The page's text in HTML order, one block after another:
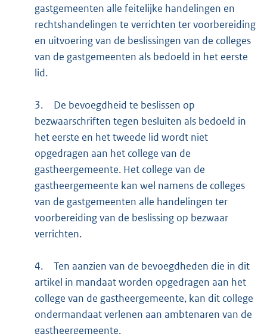
gastgemeenten alle feitelijke handelingen en
rechtshandelingen te verrichten ter voorbereiding
en uitvoering van de beslissingen van de colleges
van de gastgemeenten als bedoeld in het eerste
lid.
3.
De bevoegdheid te beslissen op
bezwaarschriften tegen besluiten als bedoeld in
het eerste en het tweede lid wordt niet
opgedragen aan het college van de
gastheergemeente. Het college van de
gastheergemeente kan wel namens de colleges
van de gastgemeenten alle handelingen ter
voorbereiding van de beslissing op bezwaar
verrichten.
4.
Ten aanzien van de bevoegdheden die in dit
artikel in mandaat worden opgedragen aan het
college van de gastheergemeente, kan dit college
ondermandaat verlenen aan ambtenaren van de
gastheergemeente.